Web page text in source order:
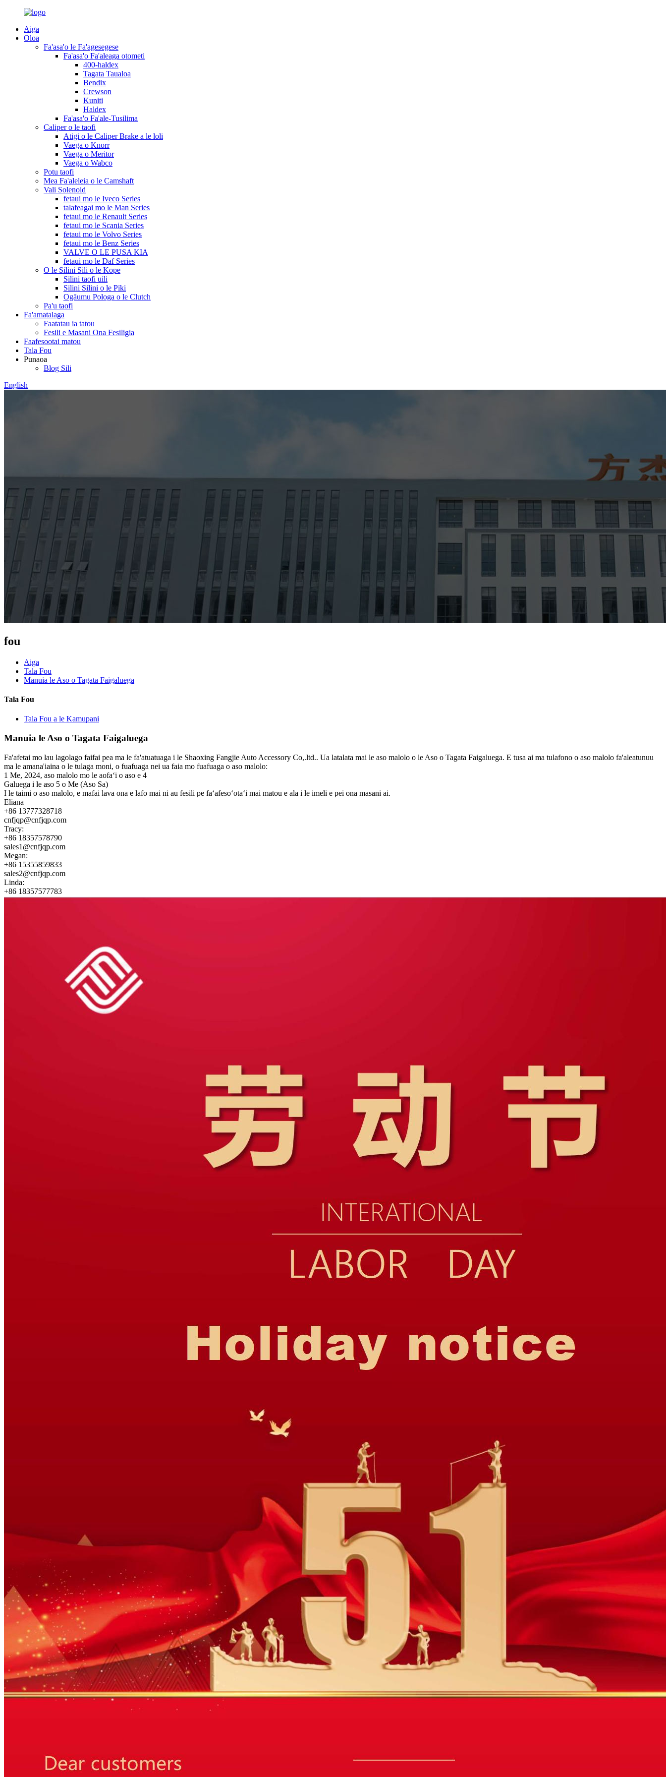
Aiga
Oloa
Fa'asa'o le Fa'agesegese
Fa'asa'o Fa'aleaga otometi
400-haldex
Tagata Taualoa
Bendix
Crewson
Kuniti
Haldex
Fa'asa'o Fa'ale-Tusilima
Caliper o le taofi
Atigi o le Caliper Brake a le loli
Vaega o Knorr
Vaega o Meritor
Vaega o Wabco
Potu taofi
Mea Fa'aleleia o le Camshaft
Vali Solenoid
fetaui mo le Iveco Series
talafeagai mo le Man Series
fetaui mo le Renault Series
fetaui mo le Scania Series
fetaui mo le Volvo Series
fetaui mo le Benz Series
VALVE O LE PUSA KIA
fetaui mo le Daf Series
O le Silini Sili o le Kope
Silini taofi uili
Silini Silini o le Pīki
Ogāumu Pologa o le Clutch
Pa'u taofi
Fa'amatalaga
Faatatau ia tatou
Fesili e Masani Ona Fesiligia
Faafesootai matou
Tala Fou
Punaoa
Blog Sili
English
fou
Aiga
Tala Fou
Manuia le Aso o Tagata Faigaluega
Tala Fou
Tala Fou a le Kamupani
Manuia le Aso o Tagata Faigaluega
Fa'afetai mo lau lagolago faifai pea ma le fa'atuatuaga i le Shaoxing Fangjie Auto Accessory Co,.ltd.. Ua latalata mai le aso malolo o le Aso o Tagata Faigaluega. E tusa ai ma tulafono o aso malolo fa'aleatunuu
ma le amana'iaina o le tulaga moni, o fuafuaga nei ua faia mo fuafuaga o aso malolo:
1 Me, 2024, aso malolo mo le aofaʻi o aso e 4
Galuega i le aso 5 o Me (Aso Sa)
I le taimi o aso malolo, e mafai lava ona e lafo mai ni au fesili pe faʻafesoʻotaʻi mai matou e ala i le imeli e pei ona masani ai.
Eliana
+86 13777328718
cnfjqp@cnfjqp.com
Tracy:
+86 18357578790
sales1@cnfjqp.com
Megan:
+86 15355859833
sales2@cnfjqp.com
Linda:
+86 18357577783